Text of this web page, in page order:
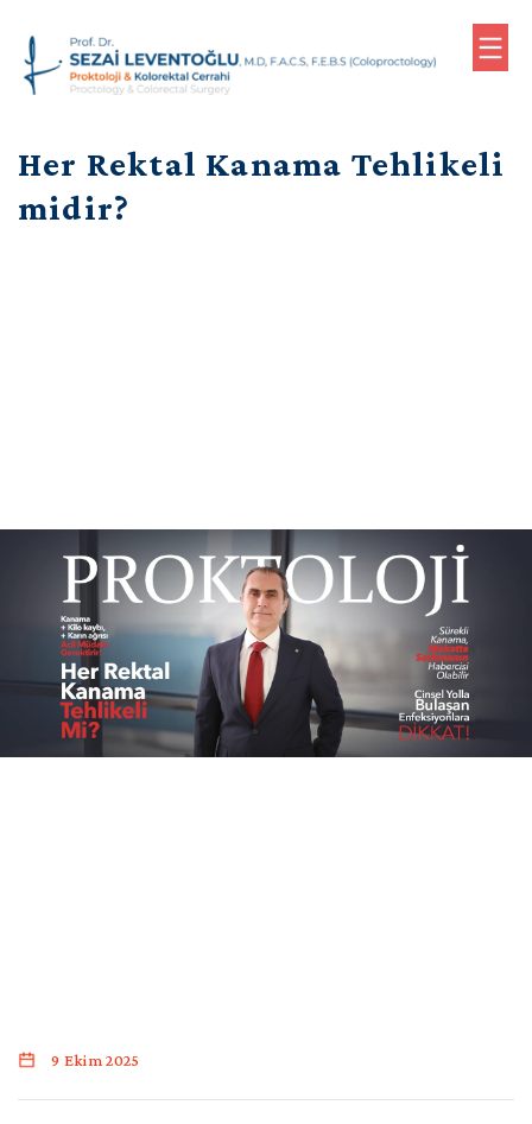
(533)
610
Kolon
Rektum
Uygulamaları
Cerrahi
Dışı
İletişim
Her Rektal Kanama Tehlikeli
midir?
9 Ekim 2025